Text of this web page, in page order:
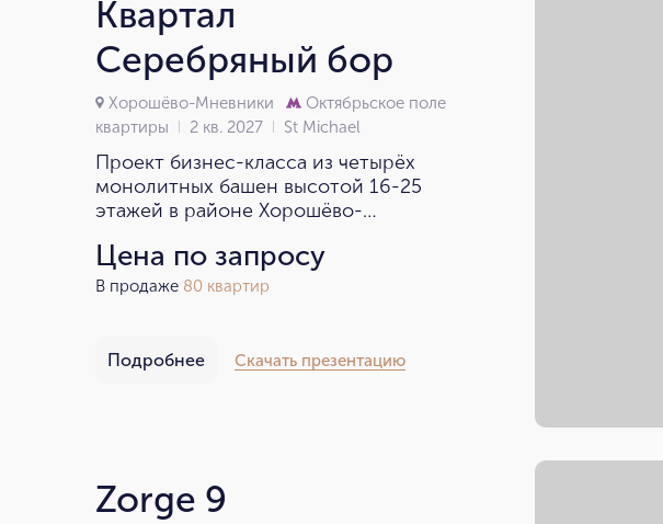
Квартал
Серебряный бор
Хорошёво-Мневники
Октябрьское поле
квартиры
2 кв. 2027 St Michael
Проект бизнес-класса из четырёх
монолитных башен высотой 16-25
этажей в районе Хорошёво-
Цена по запросу
В продаже 80 квартир
Подробнее Скачать презентацию
Zorge 9